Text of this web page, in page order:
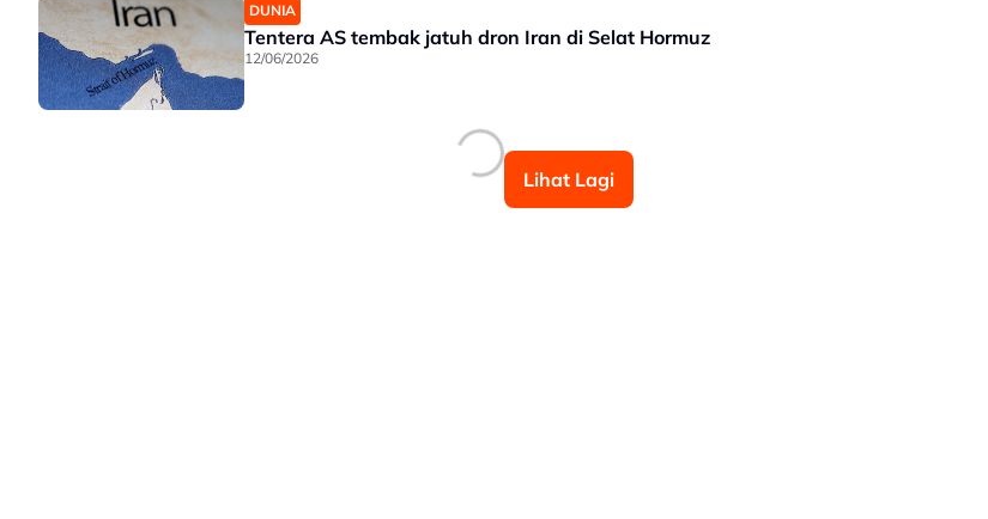
DUNIA
Tentera AS tembak jatuh dron Iran di Selat Hormuz
12/06/2026
Lihat Lagi